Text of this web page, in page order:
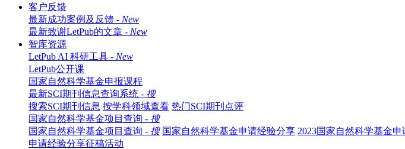
客户反馈
最新成功案例及反馈 - New
最新致谢LetPub的文章 - New
智库资源
LetPub AI 科研工具 - New
LetPub公开课
国家自然科学基金申报课程
最新SCI期刊信息查询系统 - 搜
搜索SCI期刊信息 按学科领域查看 热门SCI期刊点评
国家自然科学基金项目查询 - 搜
国家自然科学基金项目查询 - 搜 国家自然科学基金申请经验分享 2023国家自然科学基金
申请经验分享征稿活动